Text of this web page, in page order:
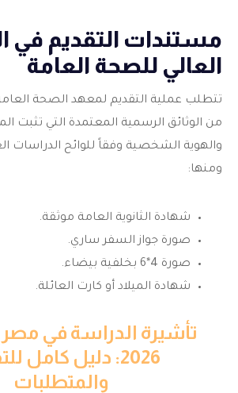
مستندات التقديم في
العالي للصحة العامة
تتطلب عملية التقديم لمعهد الصحة
من الوثائق الرسمية المعتمدة التي تثبت
والهوية الشخصية وفقاً للوائح الدراسات
ومنها:
شهادة الثانوية العامة موثقة.
صورة جواز السفر ساري.
صورة 4*6 بخلفية بيضاء.
شهادة الميلاد أو كارت العائلة.
تأشيرة الدراسة في مصر
2026: دليل كامل
والمتطلبات